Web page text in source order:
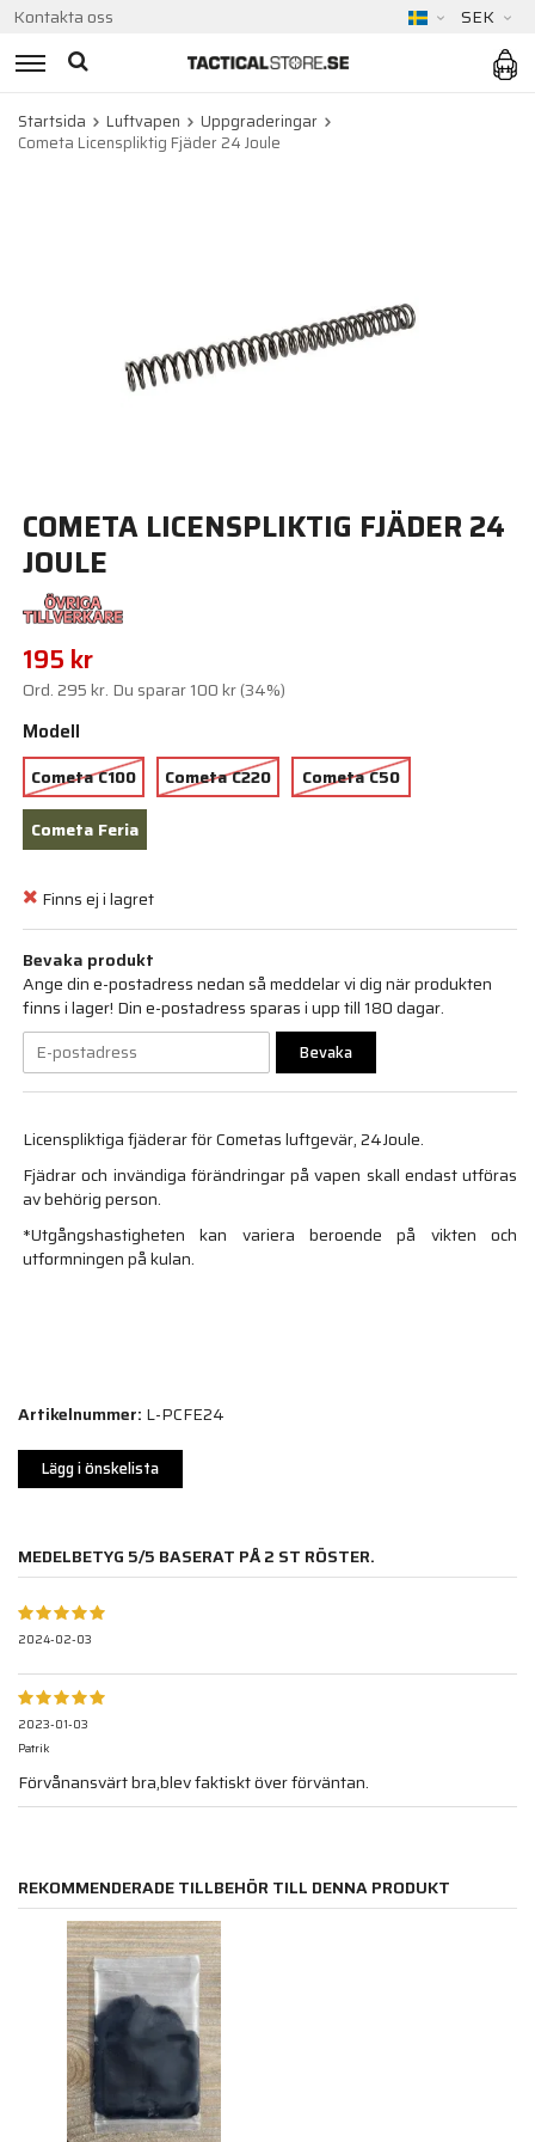
Kontakta oss SEK
Startsida Luftvapen
Uppgraderingar
Cometa Licenspliktig Fjäder 24 Joule
COMETA LICENSPLIKTIG FJÄDER 24
JOULE
195 kr
Ord.295 kr. Du sparar100 kr(34%)
Modell
Cometa C100 Cometa C220
Cometa C50
Cometa Feria
Finns ej i lagret
Bevaka produkt
Ange din e-postadress nedan så meddelar vi dig när produkten
finns i lager! Din e-postadress sparas i upp till 180 dagar.
Bevaka
Licenspliktiga fjäderar för Cometas luftgevär, 24Joule.
Fjädrar och invändiga förändringar på vapen skall endast utföras
av behörig person.
*Utgångshastigheten kan variera beroende på vikten och
utformningen på kulan.
Artikelnummer: L-PCFE24
Lägg i önskelista
MEDELBETYG 5/5 BASERAT PÅ2 ST RÖSTER.
2024-02-03
2023-01-03
Patrik
Förvånansvärt bra,blev faktiskt över förväntan.
REKOMMENDERADE TILLBEHÖR TILL DENNA PRODUKT